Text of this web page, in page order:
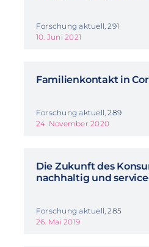
Forschung aktuell, 291
10. Juni 2021
Familienkontakt in
Forschung aktuell, 289
24. November 2020
Die Zukunft des
nachhaltig und
Forschung aktuell, 285
26. Mai 2019